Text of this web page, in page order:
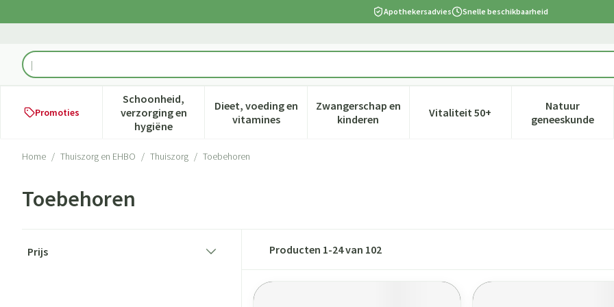
Apothekersadvies Snelle beschikbaarheid
Product, merk, categorie...
Promoties
Schoonheid,
verzorging en
hygiëne
Toon submenu voor Schoonheid, verzorging en hygiëne categorie
Dieet, voeding en
vitaminesToon submenu voor Dieet, voeding en vitamines categorie
Zwangerschap en
kinderenToon submenu voor Zwangerschap en kinderen
Vitaliteit 50+Toon submenu voor Vitaliteit
Natuur
geneeskunde
Toon
Home / Thuiszorg en EHBO / Thuiszorg / Toebehoren
Toebehoren
Prijs
Producten 1-24van 102